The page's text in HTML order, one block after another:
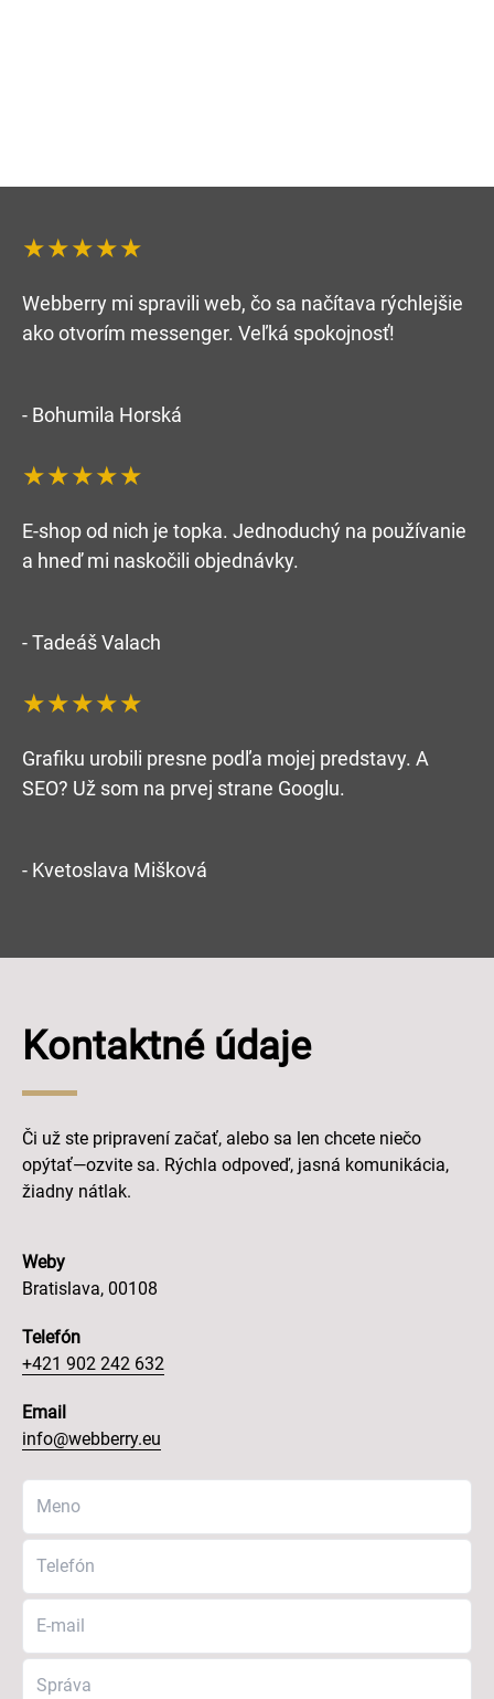
★★★★★
Webberry mi spravili web, čo sa načítava rýchlejšie
ako otvorím messenger. Veľká spokojnosť!
- Bohumila Horská
★★★★★
E-shop od nich je topka. Jednoduchý na používanie
a hneď mi naskočili objednávky.
- Tadeáš Valach
★★★★★
Grafiku urobili presne podľa mojej predstavy. A
SEO? Už som na prvej strane Googlu.
- Kvetoslava Mišková
Kontaktné údaje
Či už ste pripravení začať, alebo sa len chcete niečo
opýtať—ozvite sa. Rýchla odpoveď, jasná komunikácia,
žiadny nátlak.
Weby
Bratislava, 00108
Telefón
+421 902 242 632
Email
info@webberry.eu